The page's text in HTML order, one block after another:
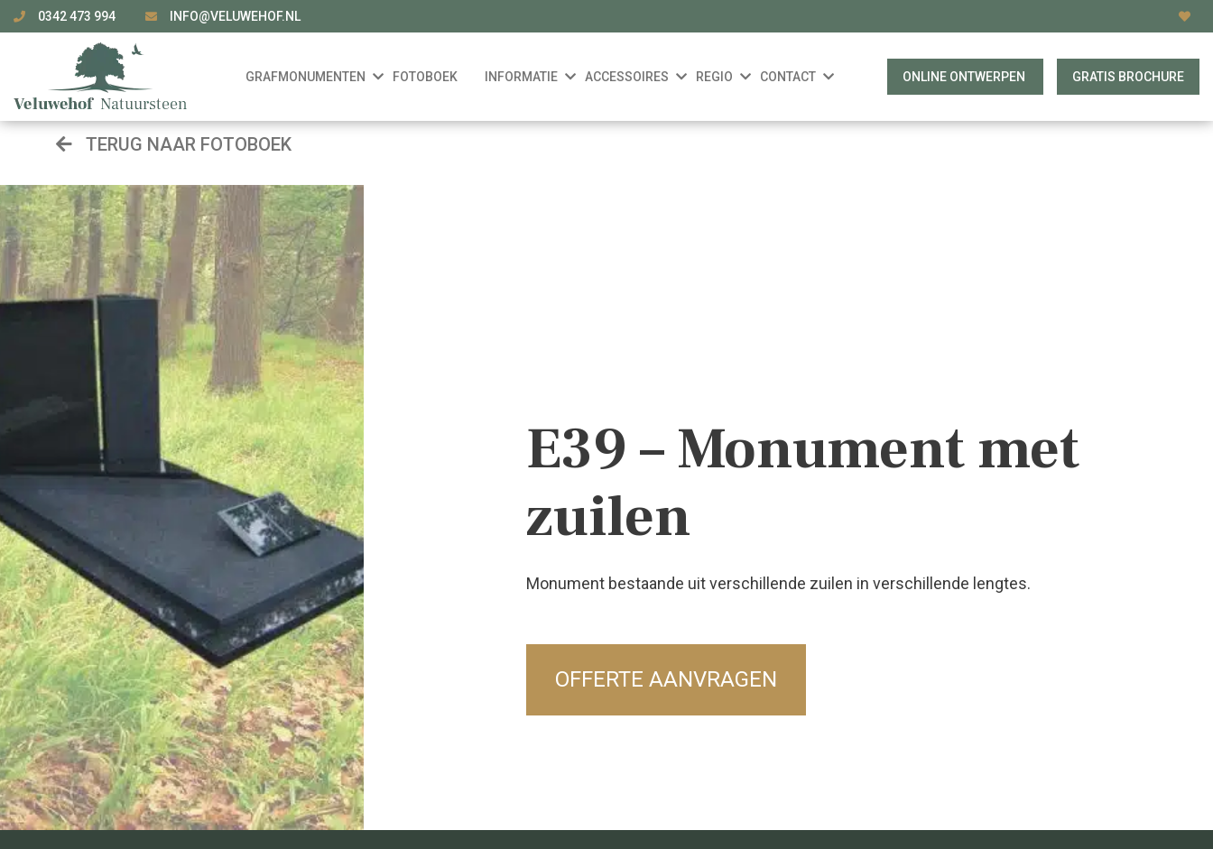
0342 473 994 INFO@VELUWEHOF.NL
GRAFMONUMENTEN FOTOBOEK INFORMATIE ACCESSOIRES REGIO CONTACT ONLINE ONTWERPEN GRATIS BROCHURE
TERUG NAAR FOTOBOEK
E39 – Monument met
zuilen
Monument bestaande uit verschillende zuilen in verschillende lengtes.
OFFERTE AANVRAGEN